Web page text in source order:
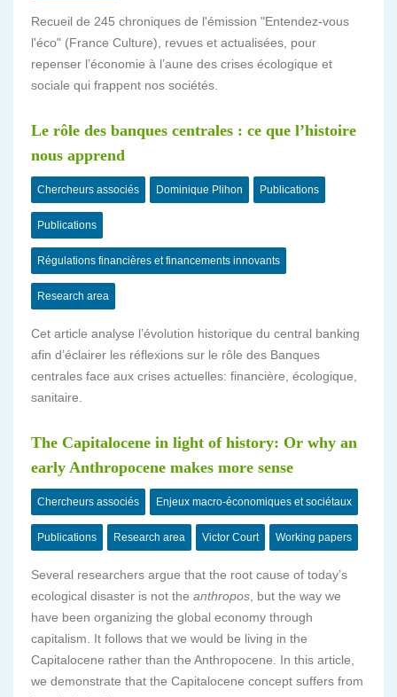
Recueil de 245 chroniques de l'émission "Entendez-vous
l'éco" (France Culture), revues et actualisées, pour
repenser l’économie à l’aune des crises écologique et
sociale qui frappent nos sociétés.
Le rôle des banques centrales : ce que l’histoire
nous apprend
Chercheurs associés Dominique Plihon Publications
Publications
Régulations financières et financements innovants
Research area
Cet article analyse l’évolution historique du central banking
afin d’éclairer les réflexions sur le rôle des Banques
centrales face aux crises actuelles: financière, écologique,
sanitaire.
The Capitalocene in light of history: Or why an
early Anthropocene makes more sense
Chercheurs associés Enjeux macro-économiques et sociétaux
Publications Research area Victor Court Working papers
Several researchers argue that the root cause of today’s
ecological disaster is not the anthropos , but the way we
have been organizing the global economy through
capitalism. It follows that we would be living in the
Capitalocene rather than the Anthropocene. In this article,
we demonstrate that the Capitalocene concept suffers from